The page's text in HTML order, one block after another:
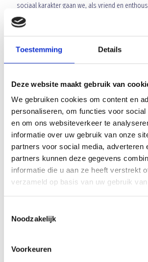
Toestemming Details
Deze website maakt gebruik van
We gebruiken cookies om content en
personaliseren, om functies voor social
en om ons websiteverkeer te
informatie over uw gebruik van onze
partners voor social media, adverteren
partners kunnen deze gegevens
informatie die u aan ze heeft verstrekt
verzameld op basis van uw gebruik
Noodzakelijk
Voorkeuren
sociaal karakter gaan we, als vriend en
missen.
TwitterFacebook WhatsApp
Jeugdloterij Blauwgeel’38
AANMELDEN LID